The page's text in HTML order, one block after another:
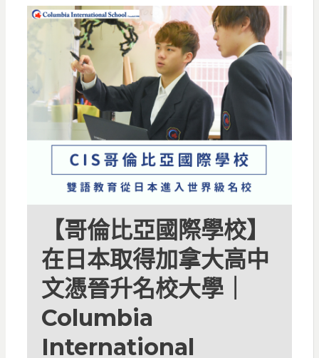
【哥倫比亞國際學校】
在日本取得加拿大高中
文憑晉升名校大學｜
Columbia
International